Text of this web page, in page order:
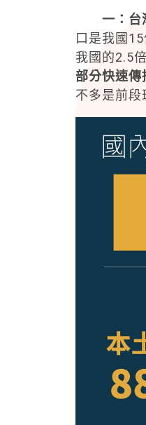
一：台灣
口是我國
我國的2.5
部分快速傳
不多是前段